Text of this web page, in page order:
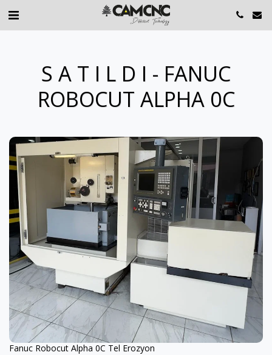
S A T I L D I - FANUC
ROBOCUT ALPHA 0C
Fanuc Robocut Alpha 0C Tel Erozyon